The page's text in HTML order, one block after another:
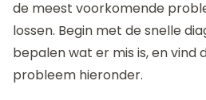
de meest voorkomende
lossen. Begin met de snelle
bepalen wat er mis is, en vind
probleem hieronder.